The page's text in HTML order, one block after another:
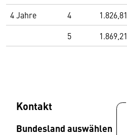
4 Jahre
4 1.826,81
5
1.869,21
Kontakt
Bundesland auswählen